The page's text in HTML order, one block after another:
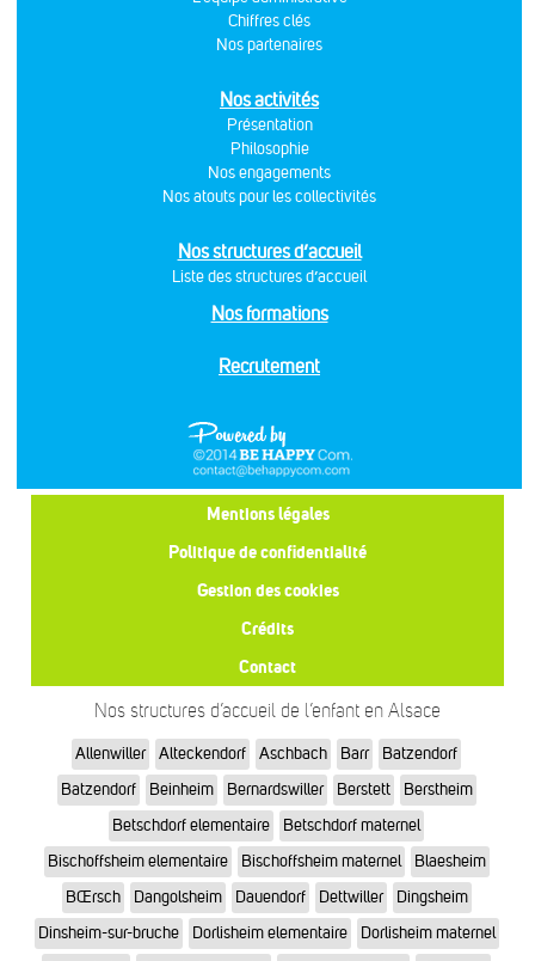
Chiffres clés
Nos partenaires
Nos activités
Présentation
Philosophie
Nos engagements
Nos atouts pour les collectivités
Nos structures d’accueil
Liste des structures d’accueil
Nos formations
Recrutement
Mentions légales
Politique de confidentialité
Gestion des cookies
Crédits
Contact
Nos structures d’accueil de l’enfant en Alsace
Allenwiller Alteckendorf Aschbach Barr
Batzendorf
Batzendorf
Beinheim Bernardswiller Berstett
Berstheim
Betschdorf elementaire
Betschdorf maternel
Bischoffsheim elementaire
Bischoffsheim maternel
Blaesheim
BŒrsch
Dangolsheim Dauendorf Dettwiller
Dingsheim
Dinsheim-sur-bruche
Dorlisheim elementaire
Dorlisheim maternel